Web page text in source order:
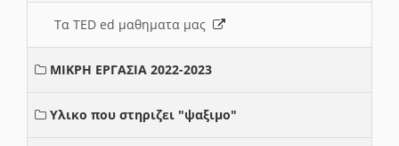
Τα TED ed μαθηματα μας
ΜΙΚΡΗ ΕΡΓΑΣΙΑ 2022-2023
Υλικο που στηριζει "ψαξιμο"